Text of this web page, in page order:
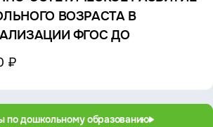
ВОЗРАСТА В
ФГОС ДО
₽
по дошкольному образованию